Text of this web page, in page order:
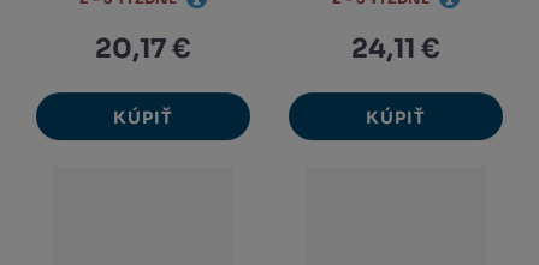
20,17 €
KÚPIŤ
24,11 €
KÚPIŤ